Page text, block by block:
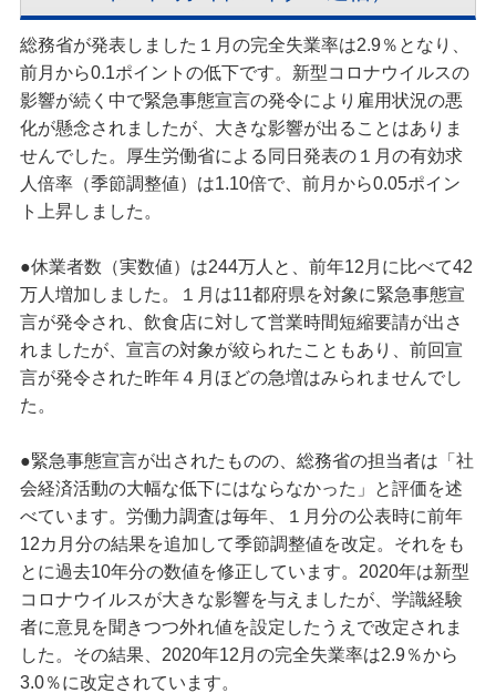
総務省が発表しました１月の完全失業率は2.9％となり、
前月から0.1ポイントの低下です。新型コロナウイルスの
影響が続く中で緊急事態宣言の発令により雇用状況の悪
化が懸念されましたが、大きな影響が出ることはありま
せんでした。厚生労働省による同日発表の１月の有効求
人倍率（季節調整値）は1.10倍で、前月から0.05ポイン
ト上昇しました。
●休業者数（実数値）は244万人と、前年12月に比べて42
万人増加しました。１月は11都府県を対象に緊急事態宣
言が発令され、飲食店に対して営業時間短縮要請が出さ
れましたが、宣言の対象が絞られたこともあり、前回宣
言が発令された昨年４月ほどの急増はみられませんでし
た。
●緊急事態宣言が出されたものの、総務省の担当者は「社
会経済活動の大幅な低下にはならなかった」と評価を述
べています。労働力調査は毎年、１月分の公表時に前年
12カ月分の結果を追加して季節調整値を改定。それをも
とに過去10年分の数値を修正しています。2020年は新型
コロナウイルスが大きな影響を与えましたが、学識経験
者に意見を聞きつつ外れ値を設定したうえで改定されま
した。その結果、2020年12月の完全失業率は2.9％から
3.0％に改定されています。